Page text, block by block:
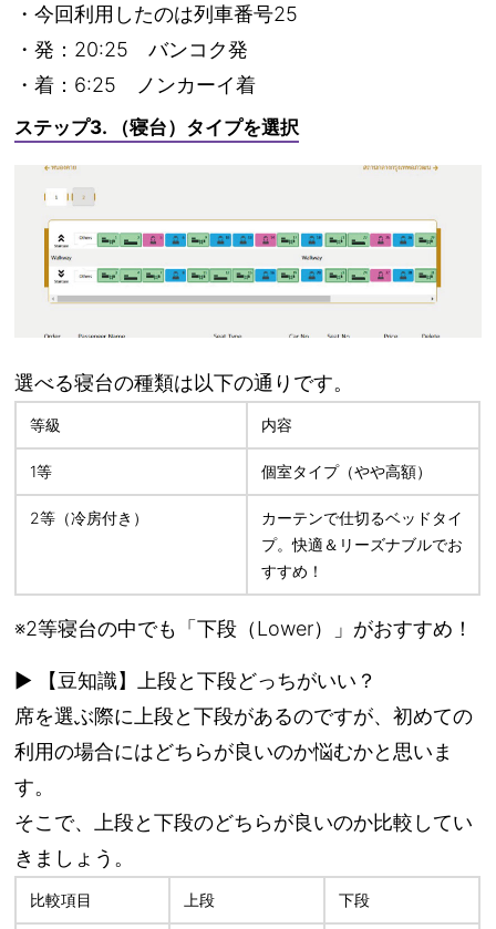
・今回利用したのは列車番号25
・発：20:25 バンコク発
・着：6:25 ノンカーイ着
ステップ3. （寝台）タイプを選択
選べる寝台の種類は以下の通りです。
等級 内容
1等 個室タイプ（やや高額）
2等（冷房付き）
カーテンで仕切るベッドタイ
プ。快適＆リーズナブルでお
すすめ！
※2等寝台の中でも「下段（Lower） 」がおすすめ！
▶ 【豆知識】上段と下段どっちがいい？
席を選ぶ際に上段と下段があるのですが、初めての
利用の場合にはどちらが良いのか悩むかと思いま
す。
そこで、上段と下段のどちらが良いのか比較してい
きましょう。
比較項目 上段 下段